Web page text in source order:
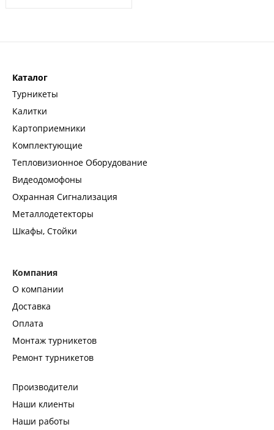
Каталог
Турникеты
Калитки
Картоприемники
Комплектующие
Тепловизионное Оборудование
Видеодомофоны
Охранная Сигнализация
Металлодетекторы
Шкафы, Стойки
Компания
О компании
Доставка
Оплата
Монтаж турникетов
Ремонт турникетов
Производители
Наши клиенты
Наши работы